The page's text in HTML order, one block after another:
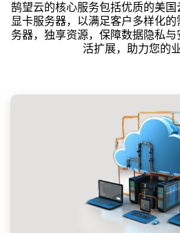
鹄望云的核心服务包括优质的美
显卡服务器，以满足客户多样化
务器，独享资源，保障数据隐私
活扩展，助力您的